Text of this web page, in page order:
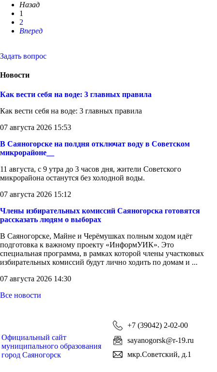
Назад
1
2
Вперед
Задать вопрос
Новости
Как вести себя на воде: 3 главных правила
Как вести себя на воде: 3 главных правила
07 августа 2026 15:53
В Саяногорске на полдня отключат воду в Советском
микрорайоне__
11 августа, с 9 утра до 3 часов дня, жители Советского
микрорайона останутся без холодной воды.
07 августа 2026 15:12
Члены избирательных комиссий Саяногорска готовятся
рассказать людям о выборах
В Саяногорске, Майне и Черёмушках полным ходом идёт
подготовка к важному проекту «ИнформУИК». Это
специальная программа, в рамках которой члены участковых
избирательных комиссий будут лично ходить по домам и ...
07 августа 2026 14:30
Все новости
Официальный сайт
муниципального образования
город Саяногорск
+7 (39042) 2-02-00
sayanogorsk@r-19.ru
мкр.Советский, д.1